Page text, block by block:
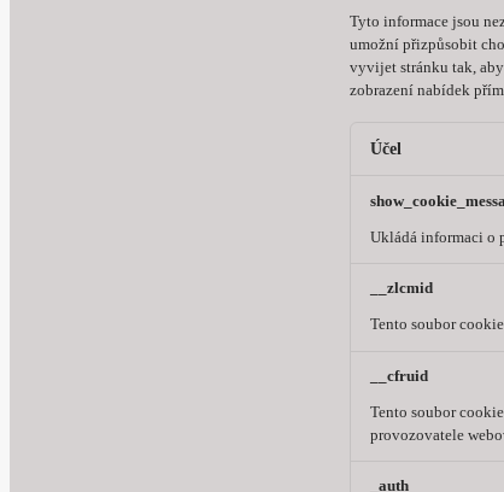
Tyto informace jsou
umožní přizpůsobit
vyvijet stránku tak,
zobrazení nabídek
Účel
Ukládá informaci o
__zlcmid
Tento soubor
__cfruid
Tento soubor
provozovatele
_auth